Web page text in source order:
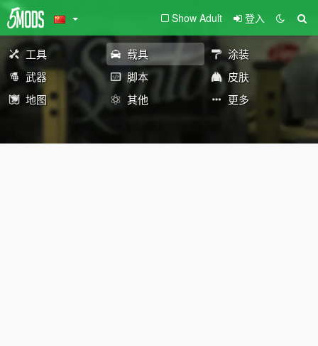
Show Adult 登入
工具 载具
涂装
武器
脚本
皮肤
地图
其他 更多